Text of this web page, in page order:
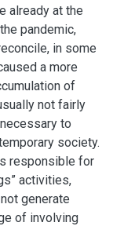
already at the
pandemic,
in some
a more
of
not fairly
to
society.
responsible for
activities,
generate
of involving